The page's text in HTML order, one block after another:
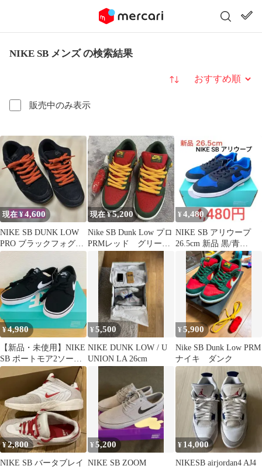
NIKE SB メンズ の検索結果
販売中のみ表示
並び替え
現在 ¥4,600
NIKE SB DUNK LOW
PRO ブラックフォグ
28.0cm
現在 ¥5,200
Nike SB Dunk Low プロ
PRMレッド グリーン
替え紐付き
¥ 4,480
NIKE SB アリウープ
26.5cm 新品 黒/青
(⁠NIKEステッカー付)
¥4,980
【新品・未使用】NIKE
SB ポートモア2ソーラ
ーキャンバス 25.0cm
¥5,500
NIKE DUNK LOW / U
UNION LA 26cm
¥5,900
Nike SB Dunk Low PRM
ナイキ ダンク
¥2,800
NIKE SB バータブレイ
¥5,200
NIKE SB ZOOM
¥ 14,000
NIKESB airjordan4 AJ4